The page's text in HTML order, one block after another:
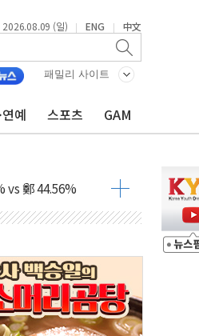
2026.08.09 (일) | ENG | 中文
패밀리 사이트
예 스포츠 GAM
력'
통제구간 없어
42.08%
송영길 11.63%
송영길 7.47%